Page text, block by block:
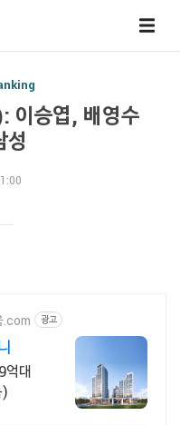
이승엽, 배영수
성
.com 광고
억대